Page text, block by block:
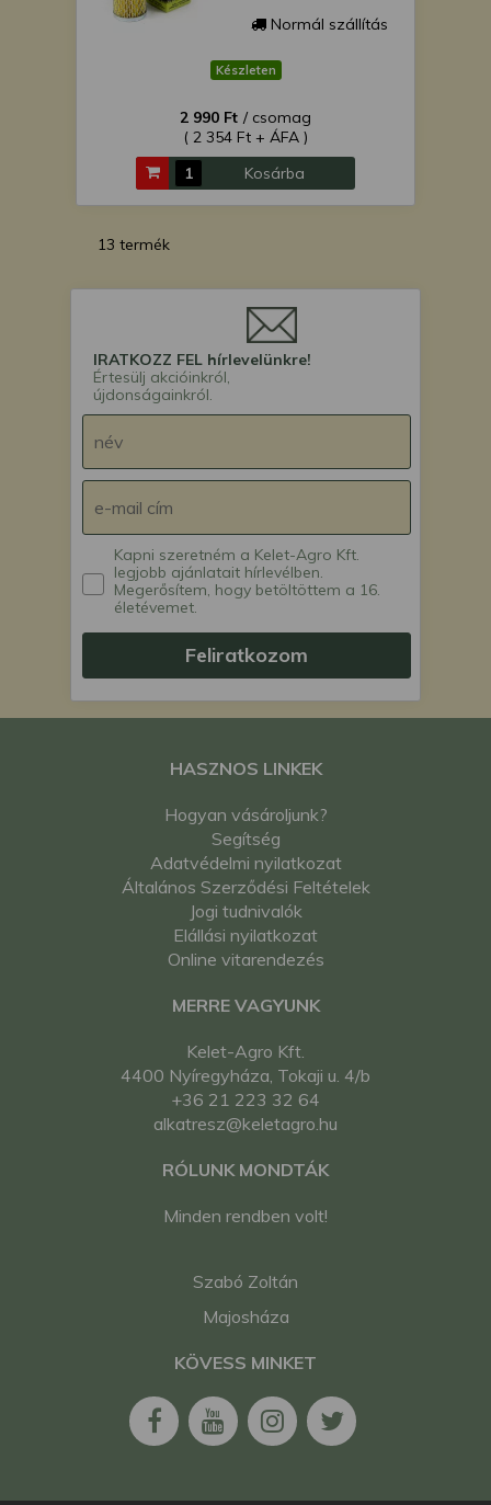
Normál szállítás
Készleten
2 990 Ft / csomag
( 2 354 Ft + ÁFA )
Kosárba
13 termék
IRATKOZZ FEL hírlevelünkre!
Értesülj akcióinkról,
újdonságainkról.
Kapni szeretném a Kelet-Agro Kft.
legjobb ajánlatait hírlevélben.
Megerősítem, hogy betöltöttem a 16.
életévemet.
Feliratkozom
HASZNOS LINKEK
Hogyan vásároljunk?
Segítség
Adatvédelmi nyilatkozat
Általános Szerződési Feltételek
Jogi tudnivalók
Elállási nyilatkozat
Online vitarendezés
MERRE VAGYUNK
Kelet-Agro Kft.
4400 Nyíregyháza, Tokaji u. 4/b
+36 21 223 32 64
alkatresz@keletagro.hu
RÓLUNK MONDTÁK
Minden rendben volt!
Szabó Zoltán
Majosháza
KÖVESS MINKET